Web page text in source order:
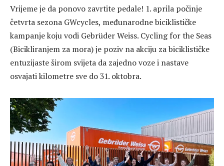
Vrijeme je da ponovo zavrtite pedale! 1. aprila počinje
četvrta sezona GWcycles, međunarodne biciklističke
kampanje koju vodi Gebrüder Weiss. Cycling for the Seas
(Bicikliranjem za mora) je poziv na akciju za biciklističke
entuzijaste širom svijeta da zajedno voze i nastave
osvajati kilometre sve do 31. oktobra.